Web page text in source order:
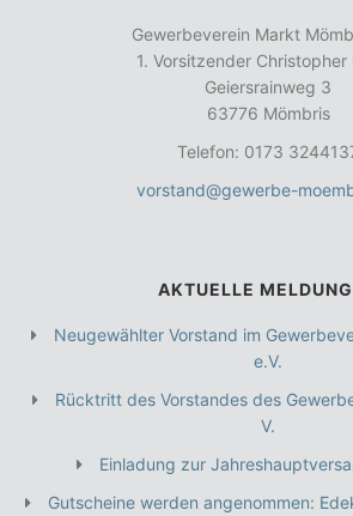
Gewerbeverein Markt
1. Vorsitzender
Geiersrainweg 3
63776 Mömbris
Telefon: 0173
vorstand@gewerbe-
AKTUELLE
Neugewählter Vorstand im
e.V.
Rücktritt des Vorstandes des
V.
Einladung zur
Gutscheine werden angenommen: